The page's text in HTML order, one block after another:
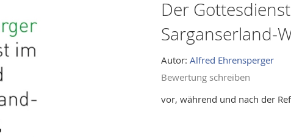
Der
Sarganserland-
Autor: Alfred Ehrensperger
Bewertung schreiben
vor, während und nach der